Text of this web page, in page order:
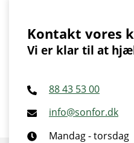
Kontakt vores
Vi er klar til at
88 43 53 00
info@sonfor.dk
Mandag - torsdag